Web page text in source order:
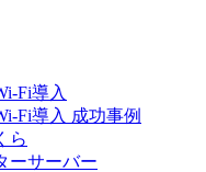
Fi導入
Fi導入 成功事例
ら
ーサーバー